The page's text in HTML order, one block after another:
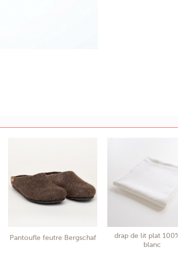
Pantoufle feutre Bergschaf
drap de lit plat
blanc